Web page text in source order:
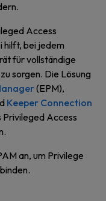
Access
hilft, bei jedem
für vollständige
sorgen. Die Lösung
(EPM),
Keeper Connection
Privileged Access
an, um Privilege